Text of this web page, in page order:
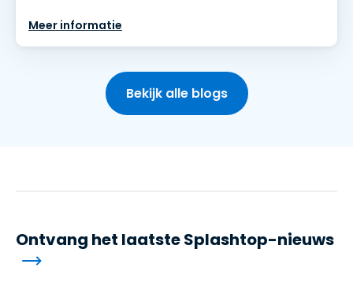
Meer informatie
Bekijk alle blogs
Ontvang het laatste Splashtop-nieuws